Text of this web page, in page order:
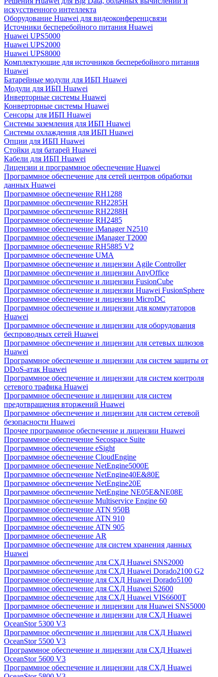
искусственного интеллекта
Оборудование Huawei для видеоконференцсвязи
Источники бесперебойного питания Huawei
Huawei UPS5000
Huawei UPS2000
Huawei UPS8000
Комплектующие для источников бесперебойного питания
Huawei
Батарейные модули для ИБП Huawei
Модули для ИБП Huawei
Инверторные системы Huawei
Конверторные системы Huawei
Сенсоры для ИБП Huawei
Системы заземления для ИБП Huawei
Системы охлаждения для ИБП Huawei
Опции для ИБП Huawei
Стойки для батарей Huawei
Кабели для ИБП Huawei
Лицензии и программное обеспечение Huawei
Программное обеспечение для сетей центров обработки
данных Huawei
Программное обеспечение RH1288
Программное обеспечение RH2285H
Программное обеспечение RH2288H
Программное обеспечение RH2485
Программное обеспечение iManager N2510
Программное обеспечение iManager T2000
Программное обеспечение RH5885 V2
Программное обеспечение UMA
Программное обеспечение и лицензии Agile Controller
Программное обеспечение и лицензии AnyOffice
Программное обеспечение и лицензии FusionCube
Программное обеспечение и лицензии Huawei FusionSphere
Программное обеспечение и лицензии MicroDC
Программное обеспечение и лицензии для коммутаторов
Huawei
Программное обеспечение и лицензии для оборудования
беспроводных сетей Huawei
Программное обеспечение и лицензии для сетевых шлюзов
Huawei
Программное обеспечение и лицензии для систем защиты от
DDoS-атак Huawei
Программное обеспечение и лицензии для систем контроля
сетевого трафика Huawei
Программное обеспечение и лицензии для систем
предотвращения вторжений Huawei
Программное обеспечение и лицензии для систем сетевой
безопасности Huawei
Прочее программное обеспечение и лицензии Huawei
Программное обеспечение Secospace Suite
Программное обеспечение eSight
Программное обеспечение CloudEngine
Программное обеспечение NetEngine5000E
Программное обеспечение NetEngine40E&80E
Программное обеспечение NetEngine20E
Программное обеспечение NetEngine NE05E&NE08E
Программное обеспечение Multiservice Engine 60
Программное обеспечение ATN 950B
Программное обеспечение ATN 910
Программное обеспечение ATN 905
Программное обеспечение AR
Программное обеспечение для систем хранения данных
Huawei
Программное обеспечение для СХД Huawei SNS2000
Программное обеспечение для СХД Huawei Dorado2100 G2
Программное обеспечение для СХД Huawei Dorado5100
Программное обеспечение для СХД Huawei S2600
Программное обеспечение для СХД Huawei VIS6600T
Программное обеспечение и лицензии для Huawei SNS5000
Программное обеспечение и лицензии для СХД Huawei
OceanStor 5300 V3
Программное обеспечение и лицензии для СХД Huawei
OceanStor 5500 V3
Программное обеспечение и лицензии для СХД Huawei
OceanStor 5600 V3
Программное обеспечение и лицензии для СХД Huawei